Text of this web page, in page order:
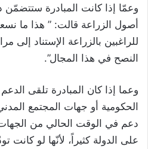
وعمّا إذا كانت المبادرة ستتضمّن
أصول الزراعة قالت: ” هذا ما
للراغبين بالزراعة الإستناد إلى
النصح في هذا المجال”.
وعما إذا كان المبادرة تلقى
الحكومية أو جهات المجتمع
دعم في الوقت الحالي من
على الدولة كثيراً، لأنّها لو